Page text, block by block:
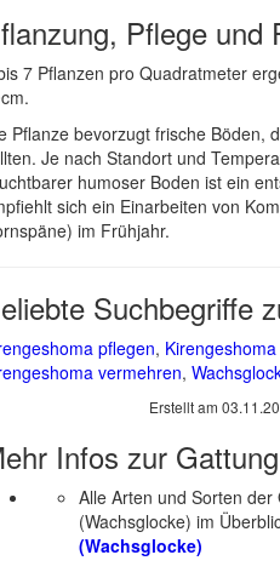
Pflege und
7 Pflanzen pro Quadratmeter
Pflanze bevorzugt frische Böden,
Je nach Standort und
humoser Boden ist ein
sich ein Einarbeiten von
im Frühjahr.
Suchbegriffe
pflegen,
vermehren,
Erstellt am
Infos zur Gattung
Alle Arten und Sorten
(Wachsglocke) im
(Wachsglocke)